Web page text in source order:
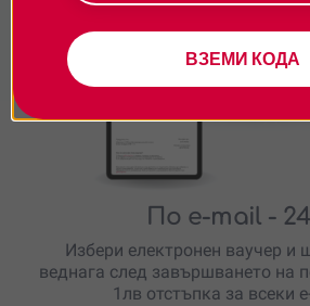
По e-mail -
Избери електронен ваучер и
веднага след завършването на
1лв отстъпка за всеки
ВЗЕМИ КОДА